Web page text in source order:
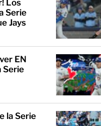
Los
Serie
Jays
EN
Serie
la Serie